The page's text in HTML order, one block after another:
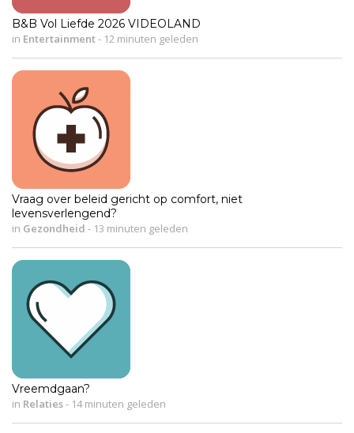
B&B Vol Liefde 2026 VIDEOLAND
in Entertainment- 12 minuten geleden
Vraag over beleid gericht op comfort, niet
levensverlengend?
in Gezondheid - 13 minuten geleden
Vreemdgaan?
in Relaties- 14 minuten geleden